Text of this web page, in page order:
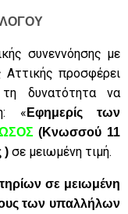
συνεννόησης με
προσφέρει
δυνατότητα να
« Εφημερίς των
(Κνωσσού 11
) σε μειωμένη τιμή.
σε μειωμένη
των υπαλλήλων